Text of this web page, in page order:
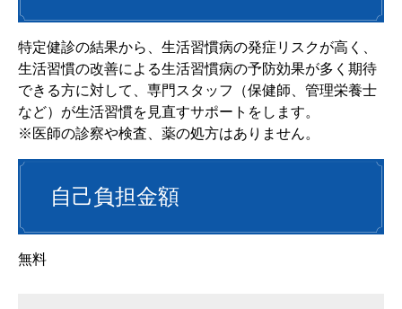
特定健診の結果から、生活習慣病の発症リスクが高く、
生活習慣の改善による生活習慣病の予防効果が多く期待
できる方に対して、専門スタッフ（保健師、管理栄養士
など）が生活習慣を見直すサポートをします。
※医師の診察や検査、薬の処方はありません。
自己負担金額
無料